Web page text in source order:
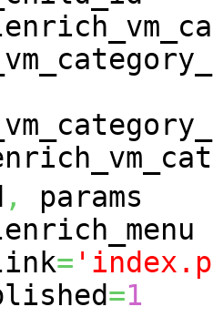
,
params
=
=1